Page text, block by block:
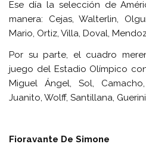
Ese día la selección de
manera: Cejas, Walterlin,
Mario, Ortiz, Villa, Doval,
Por su parte, el cuadro
juego del Estadio Olímpico
Miguel Ángel, Sol,
Juanito, Wolff, Santillana, Guerini
Fioravante De Simone